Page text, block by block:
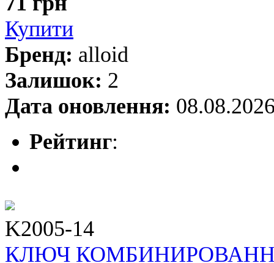
Купити
Бренд: alloid
Залишок: 2
Дата оновлення:
Рейтинг:
K2005-14
КЛЮЧ